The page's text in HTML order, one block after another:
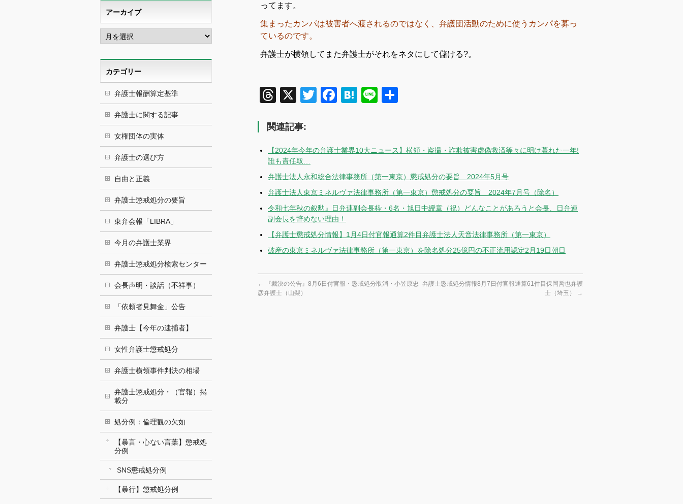
ってます。
集まったカンパは被害者へ渡されるのではなく、弁護団活動のために使うカンパを募っ
ているのです。
弁護士が横領してまた弁護士がそれをネタにして儲ける?。
Threads
X Twitter
Facebook
Hatena
Line
関連記事:
【2024年今年の弁護士業界10大ニュース】横領・盗撮・詐欺被害虚偽救済等々に明け暮れた一年!
誰も責任取…
弁護士法人永和総合法律事務所（第一東京）懲戒処分の要旨 2024年5月号
弁護士法人東京ミネルヴァ法律事務所（第一東京）懲戒処分の要旨 2024年7月号（除名）
令和七年秋の叙勲』日弁連副会長枠・6名・旭日中綬章（祝）どんなことがあろうと会長、日弁連
副会長を辞めない理由！
【弁護士懲戒処分情報】1月4日付官報通算2件目弁護士法人天音法律事務所（第一東京）
破産の東京ミネルヴァ法律事務所（第一東京）を除名処分25億円の不正流用認定2月19日朝日
←
『裁決の公告』8月6日付官報・懲戒処分取消・小笠原忠
彦弁護士（山梨）
弁護士懲戒処分情報8月7日付官報通算61件目保岡哲也弁護
士（埼玉）
→
アーカイブ
ア
ー
イ
ブカテゴリー
弁護士報酬算定基準
弁護士に関する記事
女権団体の実体
弁護士の選び方
自由と正義
弁護士懲戒処分の要旨
東弁会報「LIBRA」
今月の弁護士業界
弁護士懲戒処分検索センター
会長声明・談話（不祥事）
「依頼者見舞金」公告
弁護士【今年の逮捕者】
女性弁護士懲戒処分
弁護士横領事件判決の相場
弁護士懲戒処分・（官報）掲
載分
処分例：倫理観の欠如
【暴言・心ない言葉】懲戒処
分例
SNS懲戒処分例
【暴行】懲戒処分例